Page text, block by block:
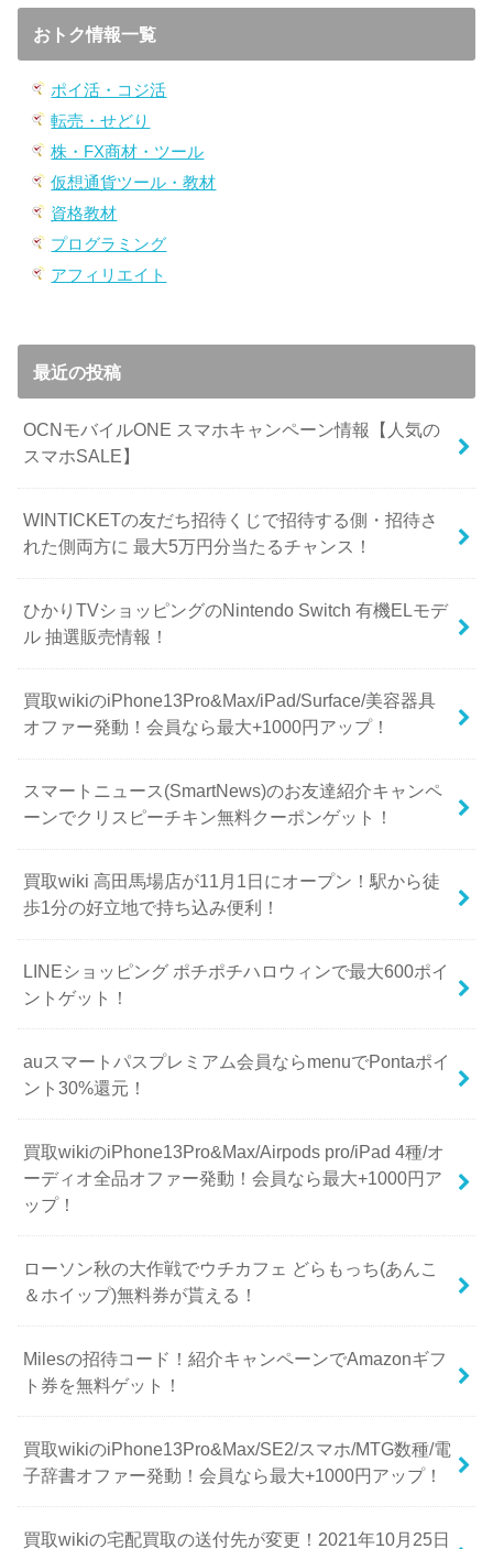
おトク情報一覧
ポイ活・コジ活
転売・せどり
株・FX商材・ツール
仮想通貨ツール・教材
資格教材
プログラミング
アフィリエイト
最近の投稿
OCNモバイルONE スマホキャンペーン情報【人気の
スマホSALE】
WINTICKETの友だち招待くじで招待する側・招待さ
れた側両方に 最大5万円分当たるチャンス！
ひかりTVショッピングのNintendo Switch 有機ELモデ
ル 抽選販売情報！
買取wikiのiPhone13Pro&Max/iPad/Surface/美容器具
オファー発動！会員なら最大+1000円アップ！
スマートニュース(SmartNews)のお友達紹介キャンペ
ーンでクリスピーチキン無料クーポンゲット！
買取wiki 高田馬場店が11月1日にオープン！駅から徒
歩1分の好立地で持ち込み便利！
LINEショッピング ポチポチハロウィンで最大600ポイ
ントゲット！
auスマートパスプレミアム会員ならmenuでPontaポイ
ント30%還元！
買取wikiのiPhone13Pro&Max/Airpods pro/iPad 4種/オ
ーディオ全品オファー発動！会員なら最大+1000円ア
ップ！
ローソン秋の大作戦でウチカフェ どらもっち(あんこ
＆ホイップ)無料券が貰える！
Milesの招待コード！紹介キャンペーンでAmazonギフ
ト券を無料ゲット！
買取wikiのiPhone13Pro&Max/SE2/スマホ/MTG数種/電
子辞書オファー発動！会員なら最大+1000円アップ！
買取wikiの宅配買取の送付先が変更！2021年10月25日